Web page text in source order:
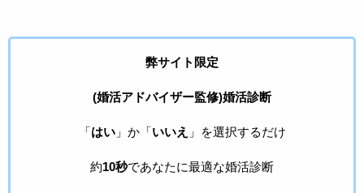
弊サイト限定
(婚活アドバイザー監修)婚活診断
「はい」か「いいえ 」を選択するだけ
約10秒であなたに最適な婚活診断